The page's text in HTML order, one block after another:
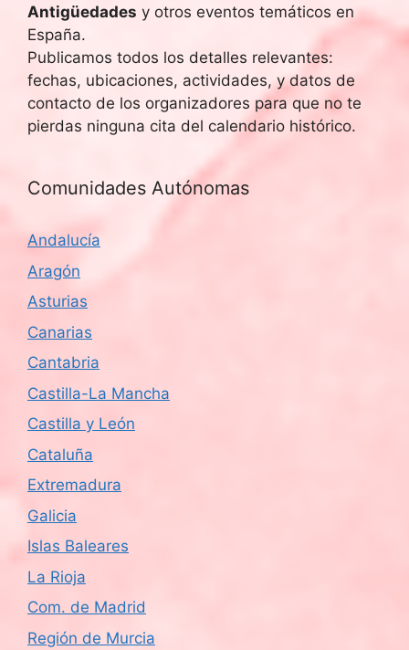
Antigüedades y otros eventos temáticos en
España.
Publicamos todos los detalles relevantes:
fechas, ubicaciones, actividades, y datos de
contacto de los organizadores para que no te
pierdas ninguna cita del calendario histórico.
Comunidades Autónomas
Andalucía
Aragón
Asturias
Canarias
Cantabria
Castilla-La Mancha
Castilla y León
Cataluña
Extremadura
Galicia
Islas Baleares
La Rioja
Com. de Madrid
Región de Murcia